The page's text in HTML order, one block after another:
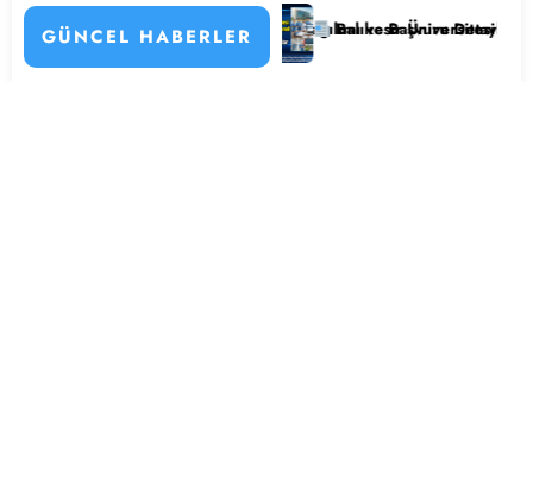
GÜNCEL HABERLER
Başladı! İl İl Kadro Dağılımı ve Başvuru Detayları
Balıkesir Üniversitesi 309 Sözleşmeli